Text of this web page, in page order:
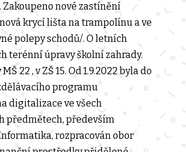
Zakoupeno nové zastínění
krycí lišta na trampolínu a ve
polepy schodů/. O letních
terénní úpravy školní zahrady.
22 , v ZŠ 15. Od 1.9.2022 byla do
programu
digitalizace ve všech
předmětech, především
rozpracován obor